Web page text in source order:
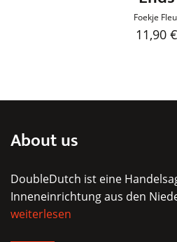
Foekje
11,90 €
About us
DoubleDutch ist eine
Inneneinrichtung aus den
weiterlesen